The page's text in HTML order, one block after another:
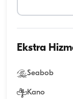
Ekstra
Seabob
Kano